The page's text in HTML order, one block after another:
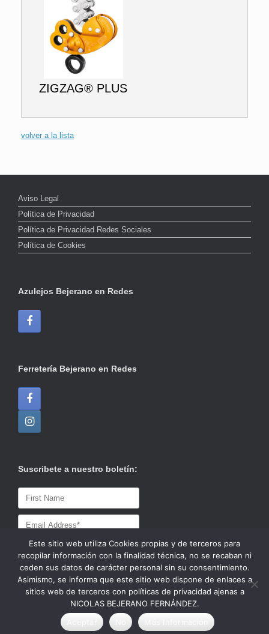
ZIGZAG® PLUS
volver a la lista
Aviso Legal
Política de Privacidad
Política de Privacidad Redes Sociales
Política de Cookies
Azulejos Bejerano en Redes
Ferretería Bejerano en Redes
Suscribete a nuestro boletín:
© 2020 Ferretería / Azulejos Bejerano SiteOrigin
Este sitio web utiliza Cookies propias y de terceros para
recopilar información con la finalidad técnica, no se recaban ni
ceden sus datos de carácter personal sin su consentimiento.
Asimismo, se informa que este sitio web dispone de enlaces a
sitios web de terceros con políticas de privacidad ajenas a
NICOLAS BEJERANO FERNÁNDEZ.